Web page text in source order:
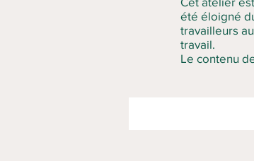
été éloigné
travailleurs
travail.
Le contenu